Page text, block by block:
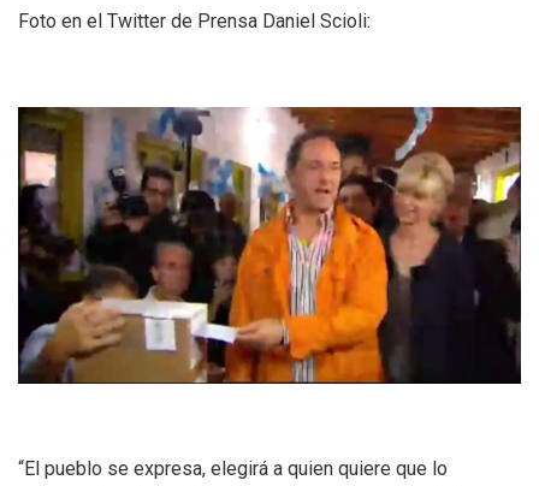
Foto en el Twitter de Prensa Daniel Scioli:
“El pueblo se expresa, elegirá a quien quiere que lo